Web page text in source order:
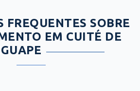
FREQUENTES SOBRE
EM CUITÉ DE